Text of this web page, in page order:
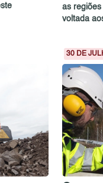
as
voltada
30 DE